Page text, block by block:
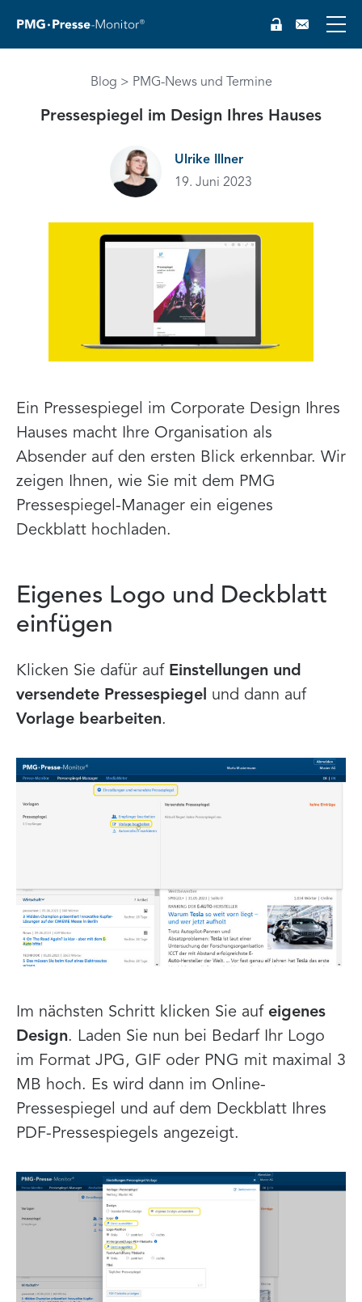
Blog PMG-News und Termine
Pressespiegel im Design Ihres Hauses
Ulrike Illner
19. Juni 2023
Ein Pressespiegel im Corporate Design Ihres
Hauses macht Ihre Organisation als
Absender auf den ersten Blick erkennbar. Wir
zeigen Ihnen, wie Sie mit dem PMG
Pressespiegel-Manager ein eigenes
Deckblatt hochladen.
Eigenes Logo und Deckblatt
einfügen
Klicken Sie dafür auf Einstellungen und
versendete Pressespiegel und dann auf
Vorlage bearbeiten.
Im nächsten Schritt klicken Sie auf eigenes
Design. Laden Sie nun bei Bedarf Ihr Logo
im Format JPG, GIF oder PNG mit maximal 3
MB hoch. Es wird dann im Online-
Pressespiegel und auf dem Deckblatt Ihres
PDF-Pressespiegels angezeigt.